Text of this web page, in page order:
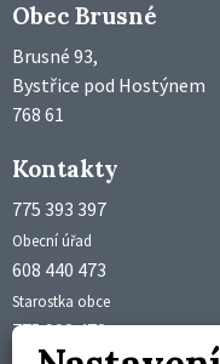
Obec Brusné
Brusné 93,
Bystřice pod Hostýnem
768 61
Kontakty
775 393 397
Obecní úřad
608 440 473
Starostka obce
775 992 473